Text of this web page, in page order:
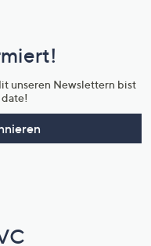
unseren Newslettern bist